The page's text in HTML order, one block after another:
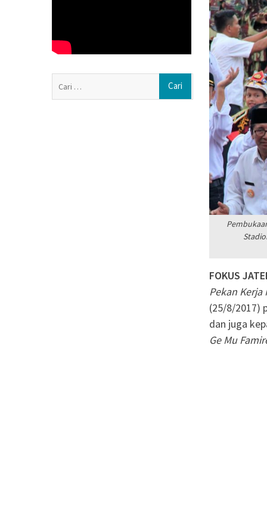
ISRA 2026
dari 89
Dua Pria Asal
Hendak
Diduga Karena
Sambi Roboh.
Gotong
FOKUS
Pekan Kerja
(25/8/2017)
dan juga
Ge Mu
Cari
untuk: